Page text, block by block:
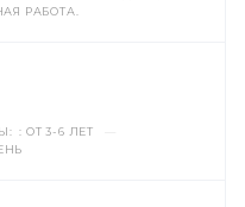
РАБОТА.
: ОТ 3-6 ЛЕТ